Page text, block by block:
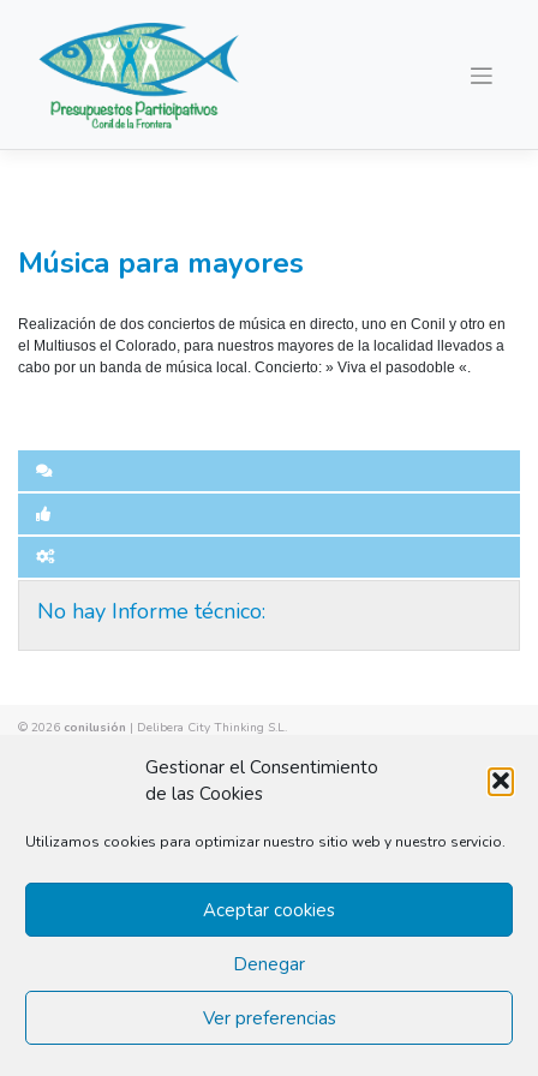
Gestionar el Consentimiento
de las Cookies
Utilizamos cookies para optimizar nuestro sitio web y nuestro servicio.
Aceptar cookies
Denegar
Ver preferencias
contenido
Música para mayores
Realización de dos conciertos de música en directo, uno en Conil y otro en
el Multiusos el Colorado, para nuestros mayores de la localidad llevados a
cabo por un banda de música local. Concierto: » Viva el pasodoble «.
No hay Informe técnico:
© 2026 conilusión | Delibera City Thinking S.L.